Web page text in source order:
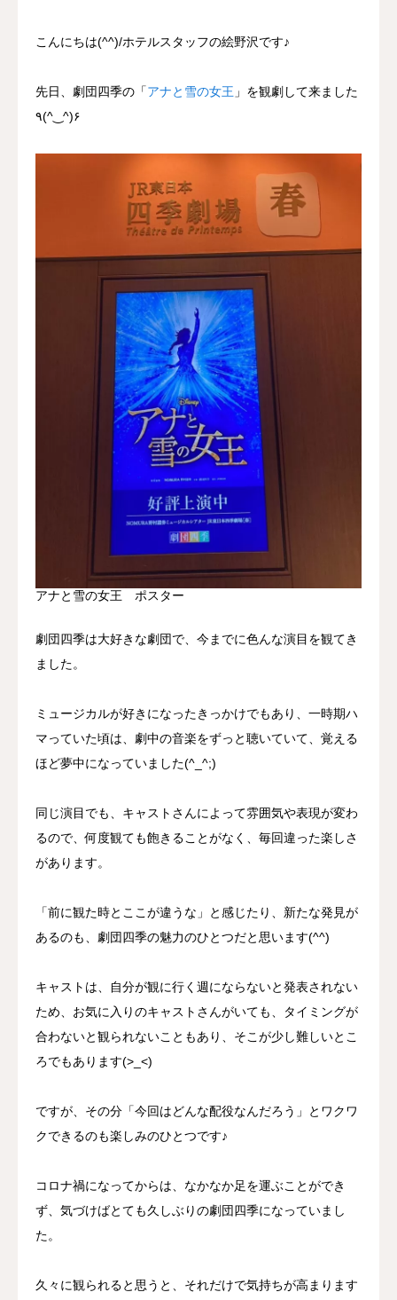
こんにちは(^^)/ホテルスタッフの絵野沢です♪
先日、劇団四季の「アナと雪の女王 」を観劇して来ました
٩(^‿^)۶
アナと雪の女王 ポスター
劇団四季は大好きな劇団で、今までに色んな演目を観てき
ました。
ミュージカルが好きになったきっかけでもあり、一時期ハ
マっていた頃は、劇中の音楽をずっと聴いていて、覚える
ほど夢中になっていました(^_^;)
同じ演目でも、キャストさんによって雰囲気や表現が変わ
るので、何度観ても飽きることがなく、毎回違った楽しさ
があります。
「前に観た時とここが違うな」と感じたり、新たな発見が
あるのも、劇団四季の魅力のひとつだと思います(^^)
キャストは、自分が観に行く週にならないと発表されない
ため、お気に入りのキャストさんがいても、タイミングが
合わないと観られないこともあり、そこが少し難しいとこ
ろでもあります(>_<)
ですが、その分「今回はどんな配役なんだろう」とワクワ
クできるのも楽しみのひとつです♪
コロナ禍になってからは、なかなか足を運ぶことができ
ず、気づけばとても久しぶりの劇団四季になっていまし
た。
久々に観られると思うと、それだけで気持ちが高まります